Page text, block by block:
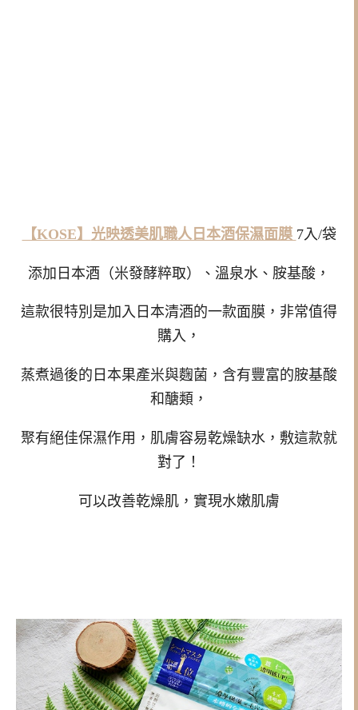
【KOSE】 光映透美肌職人日本酒保濕面膜 7入/袋
添加日本酒（米發酵粹取）、溫泉水、胺基酸，
這款很特別是加入日本清酒的一款面膜，非常值得
購入，
蒸煮過後的日本果產米與麴菌，含有豐富的胺基酸
和醣類，
聚有絕佳保濕作用，肌膚容易乾燥缺水，敷這款就
對了！
可以改善乾燥肌，實現水嫩肌膚